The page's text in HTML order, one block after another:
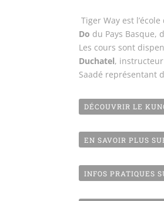
Tiger Way est l’école
Do du Pays Basque,
Les cours sont
Duchatel,
Saadé représentant
DÉCOUVRIR LE
EN SAVOIR PLUS
INFOS PRATIQUES